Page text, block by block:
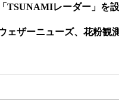
「TSUNAMIレーダー」を
ェザーニューズ、花粉観